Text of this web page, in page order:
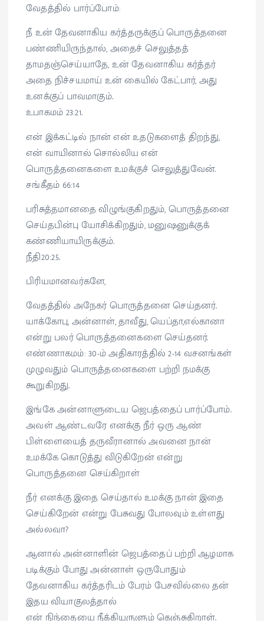
வேதத்தில் பார்ப்போம்:
நீ உன் தேவனாகிய கர்த்தருக்குப் பொருத்தனை
பண்ணியிருந்தால், அதைச் செலுத்தத்
தாமதஞ்செய்யாதே, உன் தேவனாகிய கர்த்தர்
அதை நிச்சயமாய் உன் கையில் கேட்பார், அது
உனக்குப் பாவமாகும்.
உபாகமம் 23:21.
என் இக்கட்டில் நான் என் உதடுகளைத் திறந்து,
என் வாயினால் சொல்லிய என்
பொருத்தனைகளை உமக்குச் செலுத்துவேன்.
சங்கீதம் 66:14
பரிசுத்தமானதை விழுங்குகிறதும், பொருத்தனை
செய்தபின்பு யோசிக்கிறதும், மனுஷனுக்குக்
கண்ணியாயிருக்கும்.
நீதி20:25.
பிரியமானவர்களே,
வேதத்தில் அநேகர் பொருத்தனை‌ செய்தனர்.
யாக்கோபு, அன்னாள், தாவீது, யெப்தா,எல்கானா
என்று பலர் பொருத்தனைகளை செய்தனர்.
எண்ணாகமம்: 30-ம் அதிகாரத்தில் 2-14 வசனங்கள்
முழுவதும் பொருத்தனைகளை பற்றி நமக்கு
கூறுகிறது.
இங்கே அன்னாளுடைய ஜெபத்தைப் பார்ப்போம்.
அவள் ஆண்டவரே எனக்கு நீர் ஒரு ஆண்
பிள்ளையைத் தருவீரானால் அவனை நான்
உமக்கே கொடுத்து விடுகிறேன் என்று
பொருத்தனை செய்கிறாள்
நீர் எனக்கு இதை செய்தால் உமக்கு நான் இதை
செய்கிறேன் என்று பேசுவது போலவும் உள்ளது
அல்லவா?
ஆனால் அன்னாளின் ஜெபத்தைப் பற்றி ஆழமாக
படிக்கும் போது அன்னாள் ஒருபோதும்
தேவனாகிய கர்த்தரிடம் பேரம் பேசவில்லை தன்
இதய வியாகுலத்தால்
என் நிந்தையை நீக்கியருளும் கெஞ்சுகிறாள்.